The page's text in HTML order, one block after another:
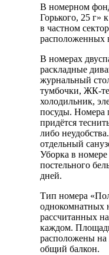
В номерном
Горького, 25 г»
в частном
расположенных
В номерах
раскладные
журнальный
тумбочки, ЖК-
холодильник,
посуды. Номера
придётся
либо
отдельный
Уборка в номере
постельного
дней.
Тип номера
однокомнатных
рассчитанных
каждом.
расположены на
общий балкон.